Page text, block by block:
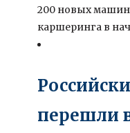
200 новых машин
каршеринга в
перешли